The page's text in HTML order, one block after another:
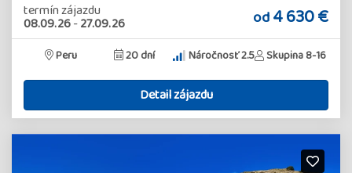
termín zájazdu
08.09.26-27.09.26 od4 630 €
Peru 20 dní Náročnosť 2.5 Skupina 8-16
Detail zájazdu